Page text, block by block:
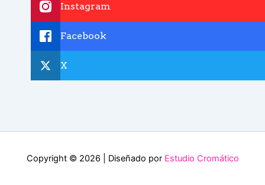
Instagram
Facebook
X
Copyright © 2026 | Diseñado por Estudio Cromático